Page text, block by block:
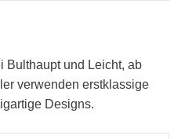
Bulthaupt und Leicht, ab
verwenden erstklassige
Designs.